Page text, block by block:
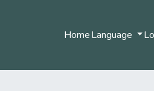
HomeLanguage